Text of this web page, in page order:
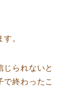
。
じられないと
終わったこ